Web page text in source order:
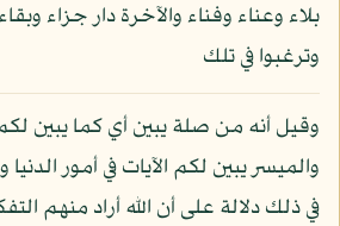
بلاء وعناء وفناء والآخرة دار جزاء
وترغبوا في تلك
وقيل أنه من صلة يبين أي كما يبين
والميسر يبين لكم الآيات في أمور
في ذلك دلالة على أن الله أراد منهم